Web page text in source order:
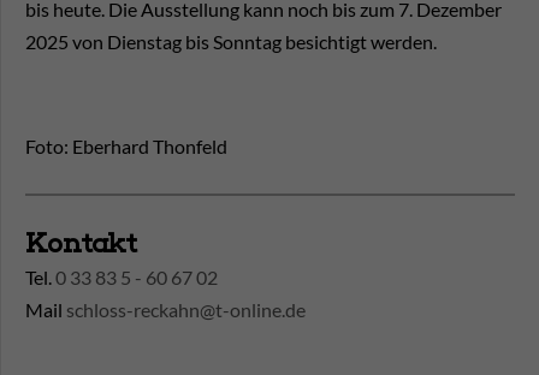
bis heute. Die Ausstellung kann noch bis zum 7. Dezember
2025 von Dienstag bis Sonntag besichtigt werden.
Foto: Eberhard Thonfeld
Kontakt
Tel.0 33 83 5 - 60 67 02
Mail schloss-reckahn@t-online.de